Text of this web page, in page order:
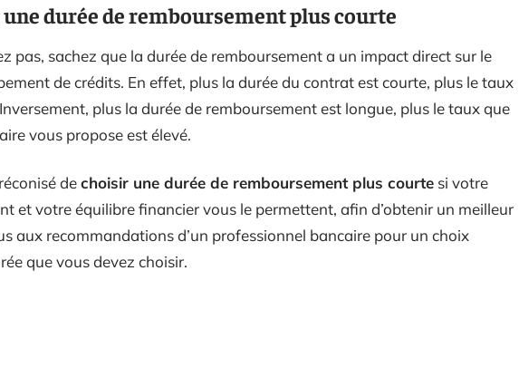
durée de remboursement plus courte
pas, sachez que la durée de remboursement a un impact direct sur le
de crédits. En effet, plus la durée du contrat est courte, plus le taux
plus la durée de remboursement est longue, plus le taux que
vous propose est élevé.
dechoisir une durée de remboursement plus courte si votre
et votre équilibre financier vous le permettent, afin d’obtenir un meilleur
aux recommandations d’un professionnel bancaire pour un choix
que vous devez choisir.